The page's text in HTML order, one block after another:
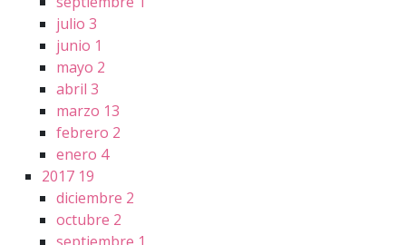
julio 3
junio 1
mayo 2
abril 3
marzo 13
febrero 2
enero 4
2017 19
diciembre 2
octubre 2